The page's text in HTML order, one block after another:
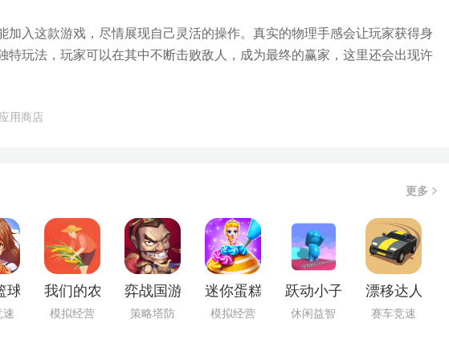
加入这款游戏，尽情展现自己灵活的操作。真实的物理手感会让玩家获得身
特玩法，玩家可以在其中不断击败敌人，成为最终的赢家，这里还会出现许
用商店
更多
球最新版
速
我们的农院红包版
模拟经营
弈战国游戏安装包
策略塔防
迷你蛋糕达人原版
模拟经营
跃动小子正版
休闲益智
漂移达人游
赛车竞速